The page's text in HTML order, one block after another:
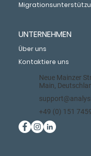
UNTERNEHMEN
Über uns
Kontaktiere uns
Neue Mainzer
Main,
+49 (0) 151